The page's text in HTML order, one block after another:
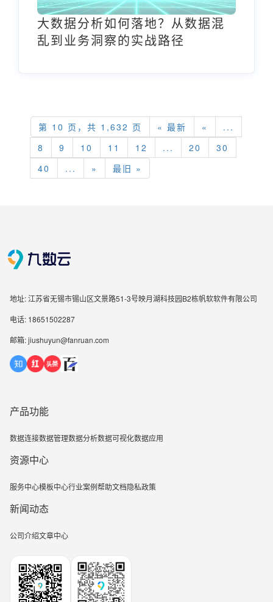
大数据分析如何落地？从数据混
乱到业务洞察的实战路径
第 10 页，共 1,632 页 « 最新 «
...
8
9 10 11 12 ... 20
30
40
... » 最旧 »
地址: 江苏省无锡市锡山区文景路51-3号映月湖科技园B2栋帆软软件有限公司
电话: 18651502287
邮箱: jiushuyun@fanruan.com
产品功能
数据连接数据管理数据分析数据可视化数据应用
资源中心
服务中心模板中心行业案例帮助文档隐私政策
新闻动态
公司介绍文章中心